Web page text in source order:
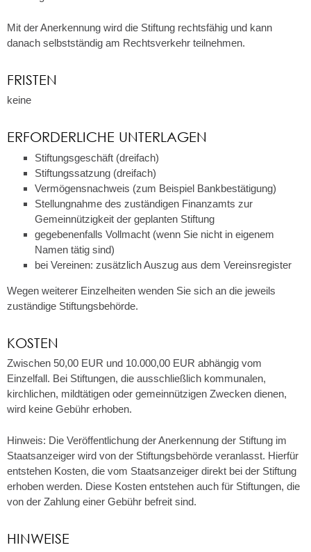
Mit der Anerkennung wird die Stiftung rechtsfähig und kann
danach selbstständig am Rechtsverkehr teilnehmen.
FRISTEN
keine
ERFORDERLICHE UNTERLAGEN
Stiftungsgeschäft (dreifach)
Stiftungssatzung (dreifach)
Vermögensnachweis (zum Beispiel Bankbestätigung)
Stellungnahme des zuständigen Finanzamts zur
Gemeinnützigkeit der geplanten Stiftung
gegebenenfalls Vollmacht (wenn Sie nicht in eigenem
Namen tätig sind)
bei Vereinen: zusätzlich Auszug aus dem Vereinsregister
Wegen weiterer Einzelheiten wenden Sie sich an die jeweils
zuständige Stiftungsbehörde.
KOSTEN
Zwischen 50,00 EUR und 10.000,00 EUR abhängig vom
Einzelfall. Bei Stiftungen, die ausschließlich kommunalen,
kirchlichen, mildtätigen oder gemeinnützigen Zwecken dienen,
wird keine Gebühr erhoben.
Hinweis: Die Veröffentlichung der Anerkennung der Stiftung im
Staatsanzeiger wird von der Stiftungsbehörde veranlasst. Hierfür
entstehen Kosten, die vom Staatsanzeiger direkt bei der Stiftung
erhoben werden. Diese Kosten entstehen auch für Stiftungen, die
von der Zahlung einer Gebühr befreit sind.
HINWEISE